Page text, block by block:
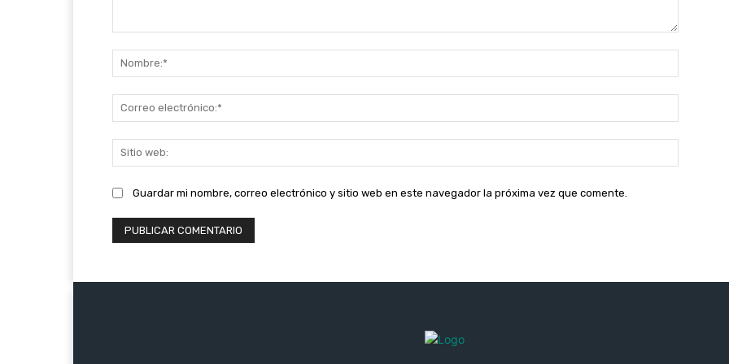
web:
Guardar mi nombre, correo electrónico y sitio web en este navegador la próxima vez que comente.